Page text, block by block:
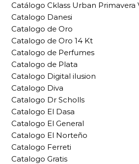
Catálogo Cklass Urban Primavera
Catalogo Danesi
Catalogo de Oro
Catalogo de Oro 14 Kt
Catalogo de Perfumes
Catalogo de Plata
Catalogo Digital ilusion
Catalogo Diva
Catalogo Dr Scholls
Catalogo El Dasa
Catalogo El General
Catalogo El Norteño
Catalogo Ferreti
Catalogo Gratis